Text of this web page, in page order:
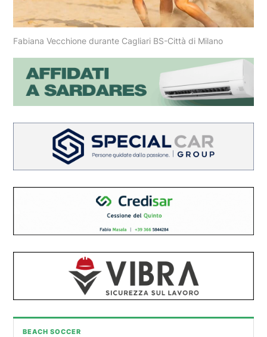
Fabiana Vecchione durante Cagliari BS-Città di Milano
BEACH SOCCER